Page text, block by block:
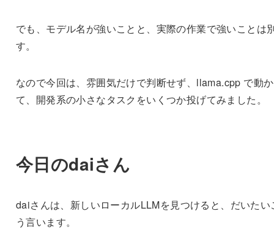
でも、モデル名が強いことと、実際の作業で強いことは
す。
なので今回は、雰囲気だけで判断せず、llama.cpp で動
て、開発系の小さなタスクをいくつか投げてみました。
今日のdaiさん
daiさんは、新しいローカルLLMを見つけると、だいたい
う言います。